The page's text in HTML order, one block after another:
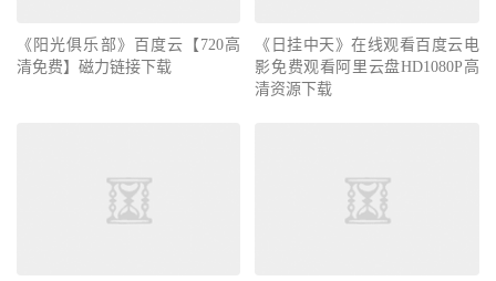
《阳光俱乐部》百度云【720高
清免费】磁力链接下载
《日挂中天》在线观看百度云电
影免费观看阿里云盘HD1080P高
清资源下载